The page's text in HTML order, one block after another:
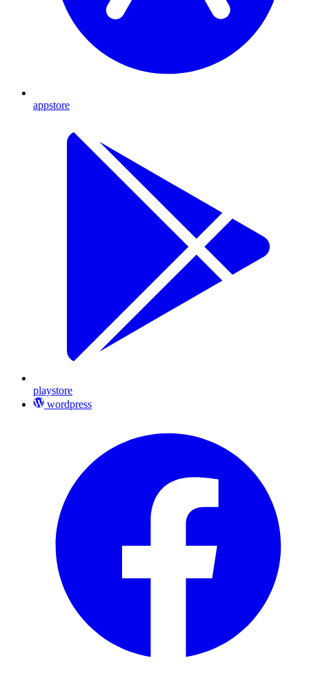
appstore
playstore
wordpress